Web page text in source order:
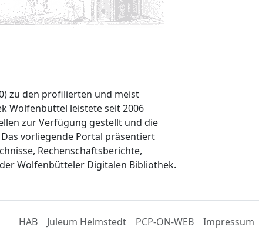
zu den profilierten und meist
Wolfenbüttel leistete seit 2006
zur Verfügung gestellt und die
vorliegende Portal präsentiert
Rechenschaftsberichte,
Wolfenbütteler Digitalen Bibliothek.
HAB Juleum Helmstedt PCP-ON-WEB Impressum